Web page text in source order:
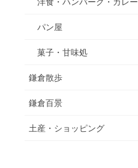
パン屋
菓子・甘味処
鎌倉散歩
鎌倉百景
土産・ショッピング